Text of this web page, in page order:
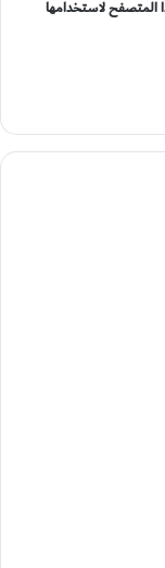
المتصفح لاستخدامها